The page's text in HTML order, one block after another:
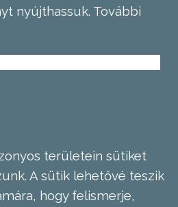
nyújthassuk. További
területein sütiket
A sütik lehetővé teszik
hogy felismerje,